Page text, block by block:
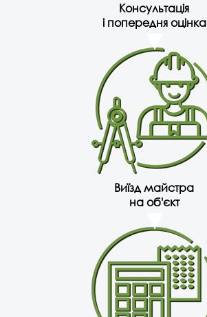
Консультація
і попередня оцінка
Виїзд майстра
на об'єкт